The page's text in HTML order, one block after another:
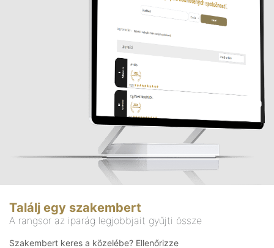
Találj egy szakembert
A rangsor az iparág legjobbjait gyűjti össze
Szakembert keres a közelébe? Ellenőrizze